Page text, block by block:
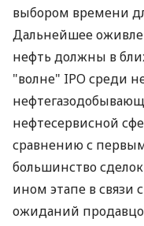
выбором времени
Дальнейшее
нефть должны в
"волне" IPO среди
нефтесервисной
сравнению с
большинство
ином этапе в связи
ожиданий